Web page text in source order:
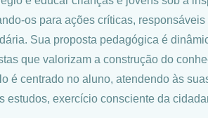
os para ações críticas,
Sua proposta pedagógica é
que valorizam a construção do
é centrado no aluno, atendendo às
estudos, exercício consciente da